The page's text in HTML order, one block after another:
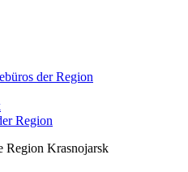
der Region
Region
Region Krasnojarsk